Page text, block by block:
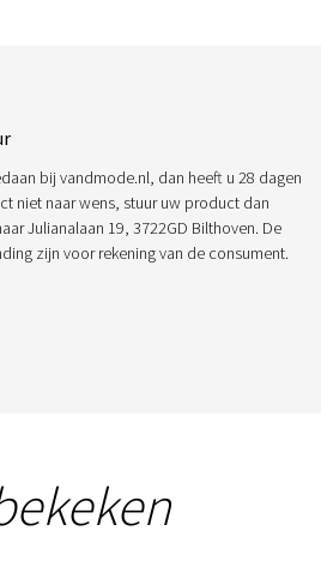
bij vandmode.nl, dan heeft u 28 dagen
niet naar wens, stuur uw product dan
Julianalaan 19, 3722GD Bilthoven. De
zijn voor rekening van de consument.